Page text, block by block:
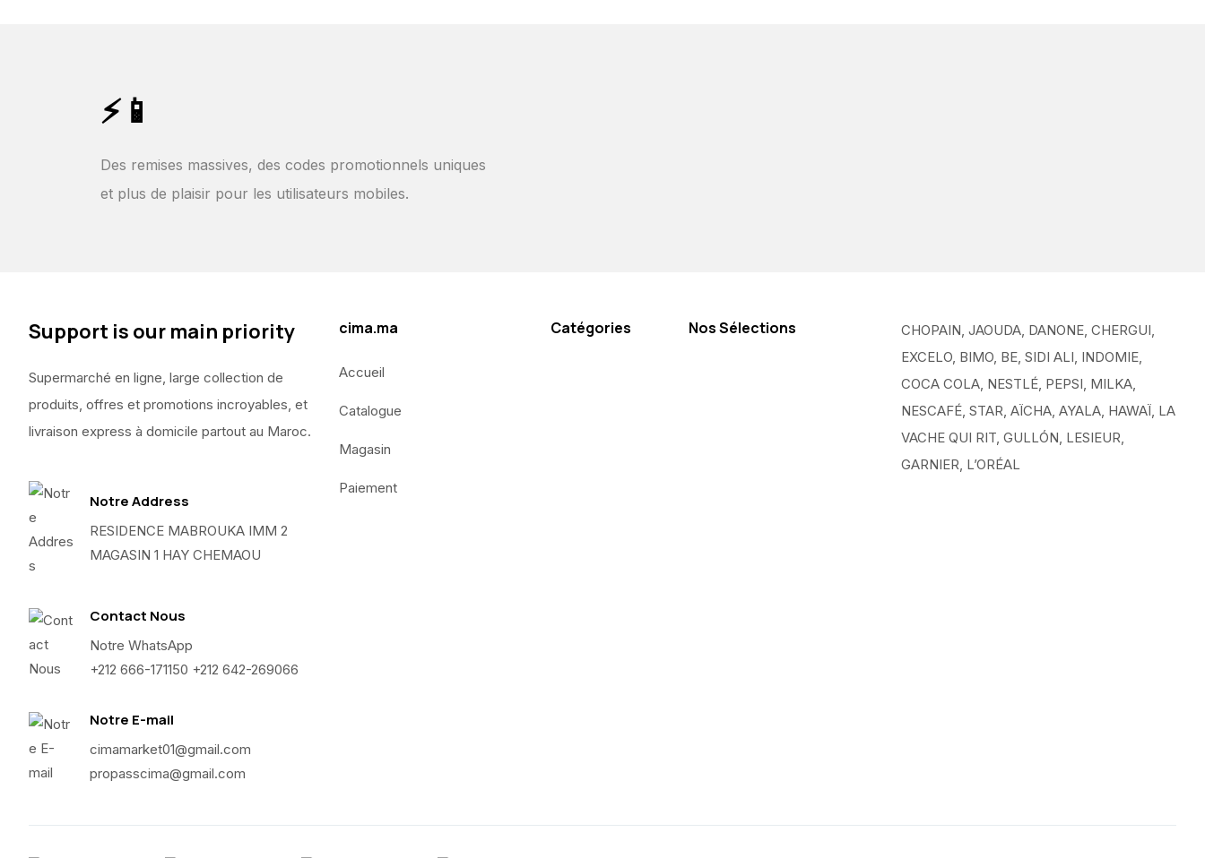
⚡📱
Des remises massives, des codes promotionnels uniques
et plus de plaisir pour les utilisateurs mobiles.
Support is our main priority
Supermarché en ligne, large collection de
produits, offres et promotions incroyables, et
livraison express à domicile partout au Maroc.
Notre Address
RESIDENCE MABROUKA IMM 2
MAGASIN 1 HAY CHEMAOU
Contact Nous
Notre WhatsApp
+212 666-171150 +212 642-269066
Notre E-mail
cimamarket01@gmail.com
propasscima@gmail.com
cima.ma
Accueil
Catalogue
Magasin
Paiement
Catégories Nos Sélections
CHOPAIN, JAOUDA, DANONE, CHERGUI,
EXCELO, BIMO, BE, SIDI ALI, INDOMIE,
COCA COLA, NESTLÉ, PEPSI, MILKA,
NESCAFÉ, STAR, AÏCHA, AYALA, HAWAÏ, LA
VACHE QUI RIT, GULLÓN, LESIEUR,
GARNIER, L’ORÉAL